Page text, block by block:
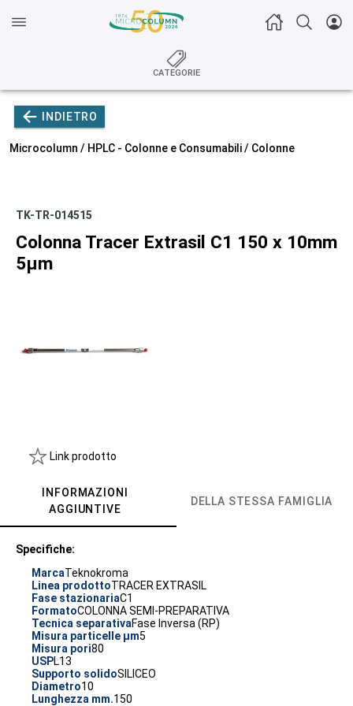
CATEGORIE
INDIETRO
Microcolumn / HPLC - Colonne e Consumabili/ Colonne
TK-TR-014515
Colonna Tracer Extrasil C1 150 x 10mm
5µm
Link prodotto
INFORMAZIONI
AGGIUNTIVE
DELLA STESSA FAMIGLIA
Specifiche:
MarcaTeknokroma
Linea prodottoTRACER EXTRASIL
Fase stazionariaC1
FormatoCOLONNA SEMI-PREPARATIVA
Tecnica separativaFase Inversa (RP)
Misura particelle µm5
Misura pori80
USPL13
Supporto solidoSILICEO
Diametro10
Lunghezza mm.150